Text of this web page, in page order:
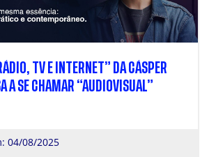
TV E INTERNET” DA CÁSPER
A SE CHAMAR “AUDIOVISUAL”
04/08/2025